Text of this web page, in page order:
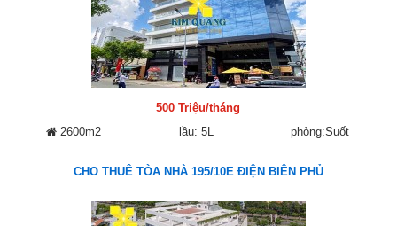
500 Triệu/tháng
2600m2
lầu: 5L phòng:Suốt
CHO THUÊ TÒA NHÀ 195/10E ĐIỆN BIÊN PHỦ